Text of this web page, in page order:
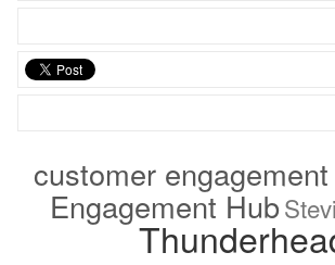
customer
Engagement Hub